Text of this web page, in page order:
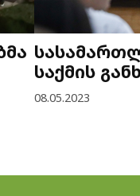
საქმის
08.05.2023